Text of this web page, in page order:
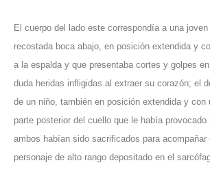
El cuerpo del lado este correspondía a una
recostada boca abajo, en posición extendida y
a la espalda y que presentaba cortes y golpes
duda heridas infligidas al extraer su corazón; el
de un niño, también en posición extendida y con
parte posterior del cuello que le había provocado
ambos habían sido sacrificados para acompañar
personaje de alto rango depositado en el